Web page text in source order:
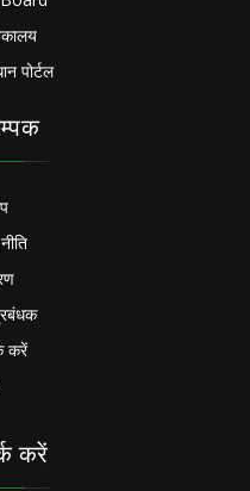
पोर्टल
करें
करें